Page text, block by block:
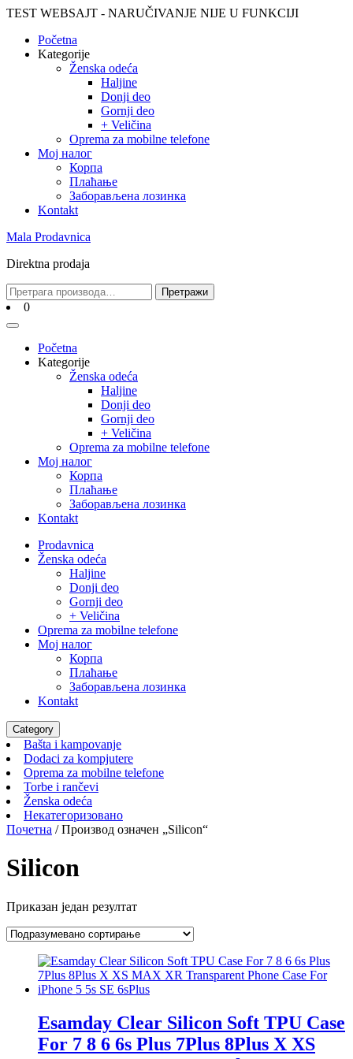
Skip
content
Skip
TEST WEBSAJT - NARUČIVANJE NIJE U FUNKCIJI
Početna
Kategorije
Ženska odeća
Haljine
Donji deo
Gornji deo
+ Veličina
Oprema za mobilne telefone
Moj налог
Корпа
Плаћање
Заборављена лозинка
Kontakt
Mala Prodavnica
Direktna prodaja
Претрага
за:
Претражи
Cart0
Open
Početna
Kategorije
Ženska odeća
Haljine
Donji deo
Gornji deo
+ Veličina
Oprema za mobilne telefone
Moj налог
Корпа
Плаћање
Заборављена лозинка
Kontakt
Close
Menu
Prodavnica
Ženska odeća
Haljine
Donji deo
Gornji deo
+ Veličina
Oprema za mobilne telefone
Moj налог
Корпа
Плаћање
Заборављена лозинка
Kontakt
Category
Bašta i kampovanjeBašta
i
kampovanje
Dodaci za kompjutereDodaci
za
Oprema za mobilne telefoneOprema
Torbe i rančevi
rančevi
Ženska odeća
odeća
НекатегоризованоНекатегоризовано
Почетна / Производ oзначен „Silicon“
Silicon
Приказан један резултат
Esamday Clear Silicon Soft TPU Case
For 7 8 6 6s Plus 7Plus 8Plus X XS